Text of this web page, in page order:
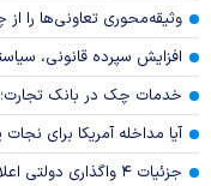
وثیقه‌محوری تعاونی‌ها را
افزایش سپرده قانونی،
خدمات چک در بانک تجارت؛
آیا مداخله آمریکا برای
جزئیات ۴ واگذاری دولتی اعلام شد